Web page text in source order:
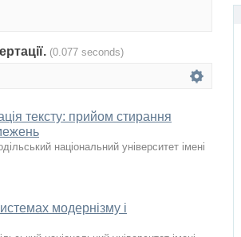
(0.077 seconds)
тексту: прийом стирання
національний університет імені
модернізму і